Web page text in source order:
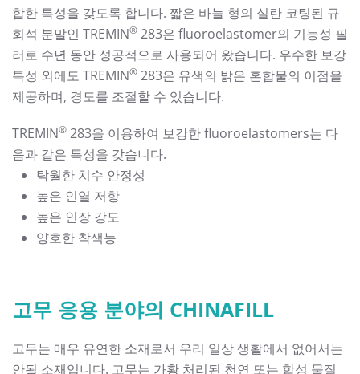
합한 특성을 갖도록 합니다. 짧은 바늘 형의 실란 코팅된 규
회석 분말인 TREMIN® 283은 fluoroelastomer의 기능성 필
러로 수년 동안 성공적으로 사용되어 왔습니다. 우수한 보강
특성 외에도 TREMIN® 283은 유색의 밝은 혼합물의 이점을
제공하며, 경도를 조절할 수 있습니다.
TREMIN® 283을 이용하여 보강한 fluoroelastomers는 다
음과 같은 특성을 갖습니다.
탁월한 치수 안정성
높은 인열 저항
높은 인장 강도
양호한 착색능
고무 응용 분야의 CHINAFILL
고무는 매우 유연한 소재로서 우리 일상 생활에서 없어서는
안될 소재입니다. 고무는 가황 처리된 천연 또는 합성 물질